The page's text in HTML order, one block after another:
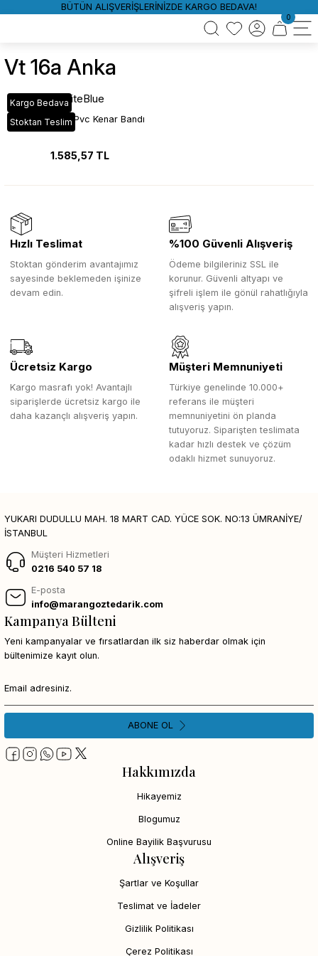
BÜTÜN ALIŞVERİŞLERİNİZDE KARGO BEDAVA!
0
Vt 16a Anka
Kargo Bedava
Stoktan Teslim
WhiteBlue
VT_16A Anka Pvc Kenar Bandı
1.585,57 TL
Hızlı Teslimat
Stoktan gönderim avantajımız
sayesinde beklemeden işinize
devam edin.
%100 Güvenli Alışveriş
Ödeme bilgileriniz SSL ile
korunur. Güvenli altyapı ve
şifreli işlem ile gönül rahatlığıyla
alışveriş yapın.
Ücretsiz Kargo
Kargo masrafı yok! Avantajlı
siparişlerde ücretsiz kargo ile
daha kazançlı alışveriş yapın.
Müşteri Memnuniyeti
Türkiye genelinde 10.000+
referans ile müşteri
memnuniyetini ön planda
tutuyoruz. Siparişten teslimata
kadar hızlı destek ve çözüm
odaklı hizmet sunuyoruz.
YUKARI DUDULLU MAH. 18 MART CAD. YÜCE SOK. NO:13 ÜMRANİYE/
İSTANBUL
Müşteri Hizmetleri
0216 540 57 18
E-posta
info@marangoztedarik.com
Hakkımızda
Hikayemiz
Blogumuz
Online Bayilik Başvurusu
Alışveriş
Şartlar ve Koşullar
Teslimat ve İadeler
Gizlilik Politikası
Çerez Politikası
Kampanya Bülteni
Yeni kampanyalar ve fırsatlardan ilk siz haberdar olmak için
bültenimize kayıt olun.
ABONE OL